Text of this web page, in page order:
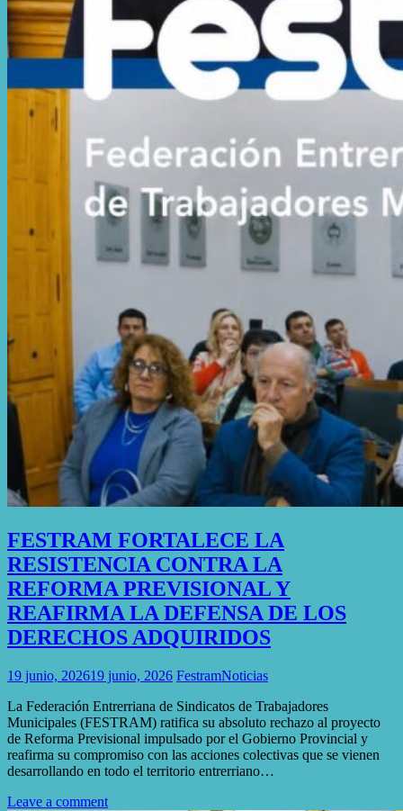
FESTRAM FORTALECE LA
RESISTENCIA CONTRA LA
REFORMA PREVISIONAL Y
REAFIRMA LA DEFENSA DE LOS
DERECHOS ADQUIRIDOS
19 junio, 202619 junio, 2026 FestramNoticias
La Federación Entrerriana de Sindicatos de Trabajadores
Municipales (FESTRAM) ratifica su absoluto rechazo al proyecto
de Reforma Previsional impulsado por el Gobierno Provincial y
reafirma su compromiso con las acciones colectivas que se vienen
desarrollando en todo el territorio entrerriano…
Leave a comment